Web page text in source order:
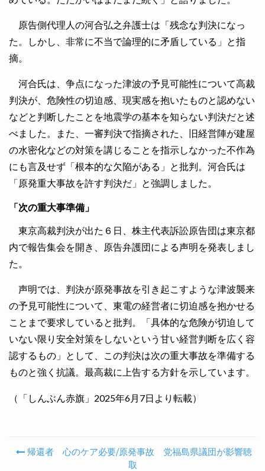
原告側代理人の河合弘之弁護士は「残念な判決になっ
た。しかし、非常に不当で論理的に矛盾している」と指
摘。
河合氏は、争点になった津波の予見可能性について高裁
判決が、危険性の切迫感、現実感を抱いたものと認めない
などと判断したことを地震学の基本を知らない判決だと述
べました。また、一審判決で指摘された、旧経営陣が建屋
の水密化などの対策を講じることを指示しなかった不作為
にも言及せず「根本的な欠陥がある」と批判。河合氏は
「原発重大事故を許す判決だ」と強調しました。
「次の重大事準備」
東京高裁判決が出た６日、株主代表訴訟原告団は東京都
内で報告集会を開き、原告弁護団による声明を発表しまし
た。
声明では、判決が原発事故を引き起こすような津波襲来
の予見可能性について、東電の経営者に切迫感を抱かせる
ことまで要求していると批判。「具体的な危険が切迫して
いない限り安全対策をしないという甘い経営判断を広く容
認するもの」として、この判決は次の重大事故を準備する
ものと強く抗議。最高裁に上告する方針を示しています。
（「しんぶん赤旗」2025年6月7日より転載）
Post navigation
帰還者 心のケア必要/原発事故 党福島県議団が影響聴
取